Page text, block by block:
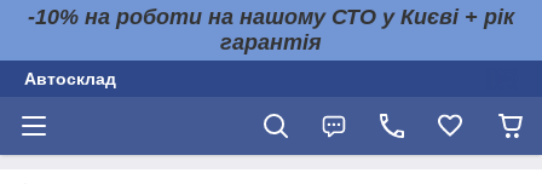
-10% на роботи на нашому СТО у Києві + рік
гарантія
Автосклад